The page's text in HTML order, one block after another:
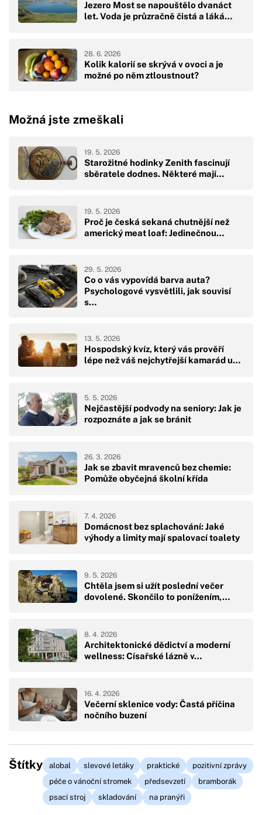
Jezero Most se napouštělo dvanáct
let. Voda je průzračně čistá a láká…
Kolik kalorií se skrývá v ovoci a je
možné po něm ztloustnout?
28. 6. 2026
Možná jste zmeškali
Starožitné hodinky Zenith fascinují
sběratele dodnes. Některé mají…
19. 5. 2026
Proč je česká sekaná chutnější než
americký meat loaf: Jedinečnou…
19. 5. 2026
Co o vás vypovídá barva auta?
Psychologové vysvětlili, jak souvisí
s…
29. 5. 2026
Hospodský kvíz, který vás prověří
lépe než váš nejchytřejší kamarád u…
13. 5. 2026
Nejčastější podvody na seniory: Jak je
rozpoznáte a jak se bránit
5. 5. 2026
Jak se zbavit mravenců bez chemie:
Pomůže obyčejná školní křída
26. 3. 2026
Domácnost bez splachování: Jaké
výhody a limity mají spalovací toalety
7. 4. 2026
Chtěla jsem si užít poslední večer
dovolené. Skončilo to ponížením,…
9. 5. 2026
Architektonické dědictví a moderní
wellness: Císařské lázně v…
8. 4. 2026
Večerní sklenice vody: Častá příčina
nočního buzení
16. 4. 2026
Štítky alobal slevové letáky praktické
pozitivní zprávy
péče o vánoční stromek
předsevzetí
bramborák
psací stroj
skladování na pranýři